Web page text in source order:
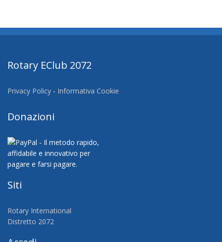
Rotary EClub 2072
Privacy Policy - Informativa Cookie
Donazioni
Siti
Rotary International
Distretto 2072